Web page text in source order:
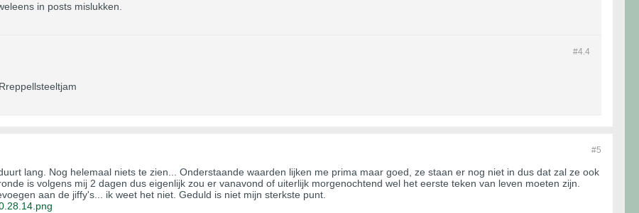
in posts mislukken.
#4.4
#5
lang. Nog helemaal niets te zien... Onderstaande waarden lijken me prima maar goed, ze staan er nog niet in dus dat zal ze ook
is volgens mij 2 dagen dus eigenlijk zou er vanavond of uiterlijk morgenochtend wel het eerste teken van leven moeten zijn.
aan de jiffy's... ik weet het niet. Geduld is niet mijn sterkste punt.